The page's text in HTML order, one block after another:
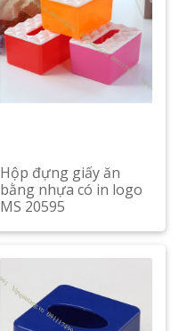
Hộp đựng giấy ăn
bằng nhựa có in logo
MS 20595